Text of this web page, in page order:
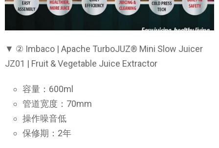
▼ ② Imbaco | Apache TurboJUZ® Mini Slow Juicer
JZ01 | Fruit & Vegetable Juice Extractor
容量：600ml
管道宽度：70mm
操作噪音低
保修期：2年